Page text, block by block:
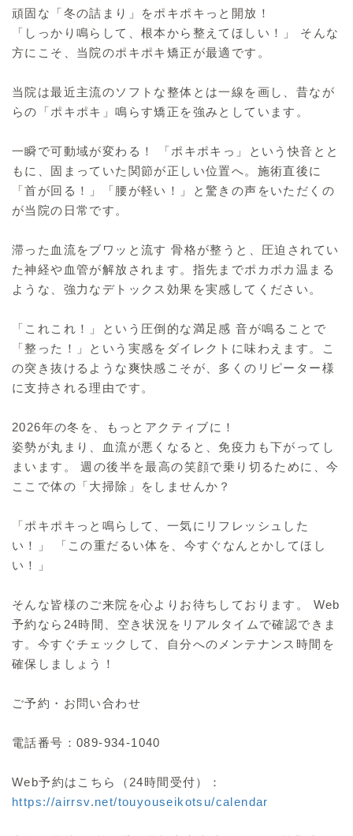
頑固な「冬の詰まり」をポキポキっと開放！
「しっかり鳴らして、根本から整えてほしい！」 そんな
方にこそ、当院のポキポキ矯正が最適です。
当院は最近主流のソフトな整体とは一線を画し、昔なが
らの「ポキポキ」鳴らす矯正を強みとしています。
一瞬で可動域が変わる！ 「ポキポキっ」という快音とと
もに、固まっていた関節が正しい位置へ。施術直後に
「首が回る！」「腰が軽い！」と驚きの声をいただくの
が当院の日常です。
滞った血流をブワッと流す 骨格が整うと、圧迫されてい
た神経や血管が解放されます。指先までポカポカ温まる
ような、強力なデトックス効果を実感してください。
「これこれ！」という圧倒的な満足感 音が鳴ることで
「整った！」という実感をダイレクトに味わえます。こ
の突き抜けるような爽快感こそが、多くのリピーター様
に支持される理由です。
2026年の冬を、もっとアクティブに！
姿勢が丸まり、血流が悪くなると、免疫力も下がってし
まいます。 週の後半を最高の笑顔で乗り切るために、今
ここで体の「大掃除」をしませんか？
「ポキポキっと鳴らして、一気にリフレッシュした
い！」 「この重だるい体を、今すぐなんとかしてほし
い！」
そんな皆様のご来院を心よりお待ちしております。 Web
予約なら24時間、空き状況をリアルタイムで確認できま
す。今すぐチェックして、自分へのメンテナンス時間を
確保しましょう！
ご予約・お問い合わせ
電話番号：089-934-1040
Web予約はこちら（24時間受付）：
https://airrsv.net/touyouseikotsu/calendar